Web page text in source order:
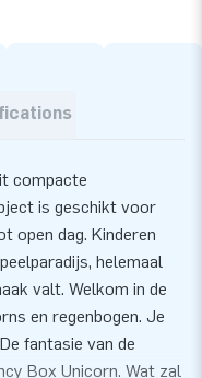
compacte
is geschikt voor
open dag. Kinderen
helemaal
valt. Welkom in de
en regenbogen. Je
fantasie van de
Box Unicorn. Wat zal